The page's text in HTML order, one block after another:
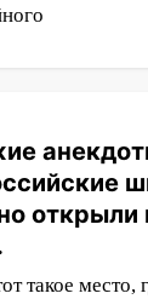
открыли
такое место,